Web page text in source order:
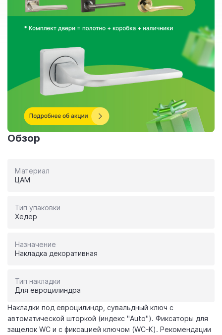
Обзор
Материал
ЦАМ
Тип упаковки
Хедер
Назначение
Накладка декоративная
Тип накладки
Для евроцилиндра
Накладки под евроцилиндр, сувальдный ключ с
автоматической шторкой (индекс "Auto"). Фиксаторы для
защелок WC и с фиксацией ключом (WC-K). Рекомендации